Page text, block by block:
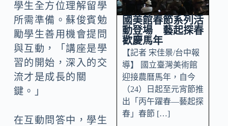
學生全方位理解留學
所需準備。蘇俊賓勉
勵學生善用機會提問
與互動，「講座是學
習的開始，深入的交
流才是成長的關
鍵。」
在互動問答中，學生
國美館春節系列活
動登場 藝起探春
歡慶馬年
【記者 宋佳景/台中報
導】 國立臺灣美術館
迎接農曆馬年，自今
（24）日起至元宵節推
出「丙午躍春—藝起探
春」春節 […]